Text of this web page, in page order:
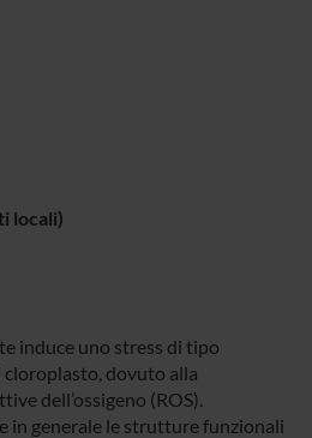
locali)
induce uno stress di tipo
dovuto alla
dell’ossigeno (ROS).
in generale le strutture funzionali